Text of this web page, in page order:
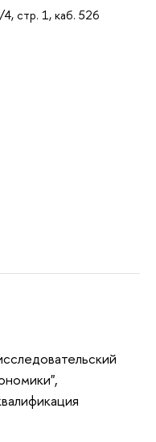
стр. 1, каб. 526